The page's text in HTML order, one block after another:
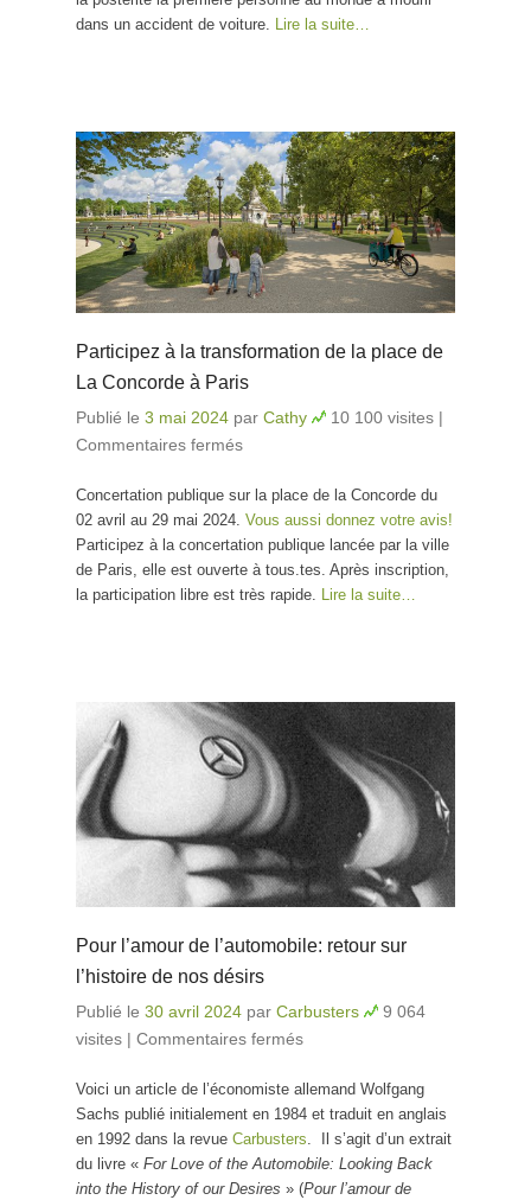
dans un accident de voiture.
Lire la suite…
Participez à la transformation de la place de
La Concorde à Paris
Publié le 3 mai 2024 par Cathy 10 100 visites |
Commentaires fermés
La Concorde à Paris
Concertation publique sur la place de la Concorde du
02 avril au 29 mai 2024. Vous aussi donnez votre avis!
Participez à la concertation publique lancée par la ville
de Paris, elle est ouverte à tous.tes. Après inscription,
la participation libre est très rapide. Lire la suite…
Pour l’amour de l’automobile: retour sur
l’histoire de nos désirs
Publié le 30 avril 2024 par Carbusters
9 064
visites | Commentaires fermés
l’histoire de nos désirs
Voici un article de l’économiste allemand Wolfgang
Sachs publié initialement en 1984 et traduit en anglais
en 1992 dans la revue Carbusters. Il s’agit d’un extrait
du livre « For Love of the Automobile: Looking Back
into the History of our Desires » (Pour l’amour de